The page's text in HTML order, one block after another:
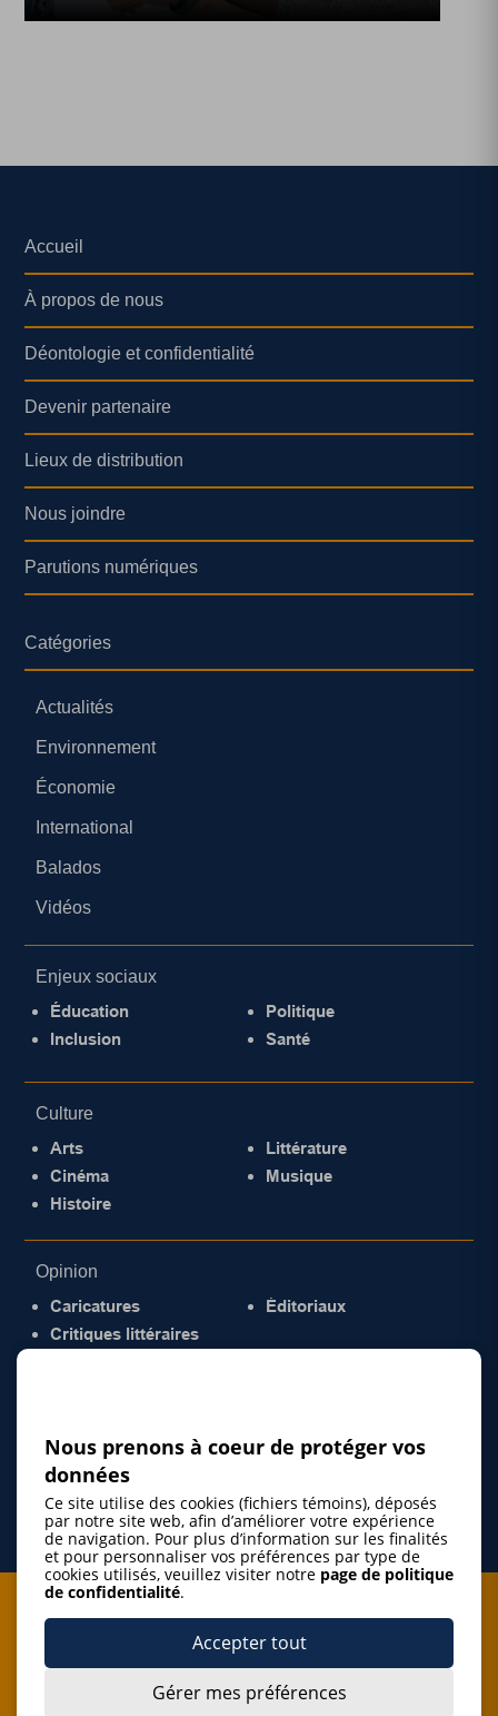
Accueil
À propos de nous
Déontologie et confidentialité
Devenir partenaire
Lieux de distribution
Nous joindre
Parutions numériques
Catégories
Actualités
Environnement
Économie
International
Balados
Vidéos
Enjeux sociaux
Éducation
Inclusion
Politique
Santé
Culture
Arts
Cinéma
Histoire
Littérature
Musique
Opinion
Caricatures
Critiques littéraires
Éditoriaux
Je m'abonne à l'infolettre
J’accepte de m’abonner à l’infolettre de La Gazette de la
Nous prenons à coeur de protéger vos
données
Ce site utilise des cookies (fichiers témoins), déposés
par notre site web, afin d’améliorer votre expérience
de navigation. Pour plus d’information sur les finalités
et pour personnaliser vos préférences par type de
cookies utilisés, veuillez visiter notre page de politique
de confidentialité.
Accepter tout
Gérer mes préférences